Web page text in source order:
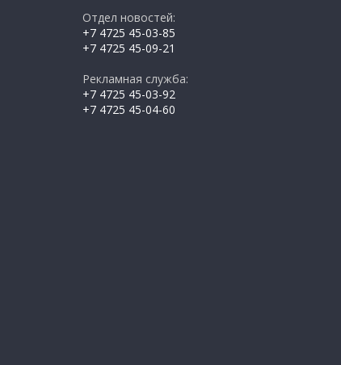
Отдел новостей:
+7 4725 45-03-85
+7 4725 45-09-21
Рекламная служба:
+7 4725 45-03-92
+7 4725 45-04-60